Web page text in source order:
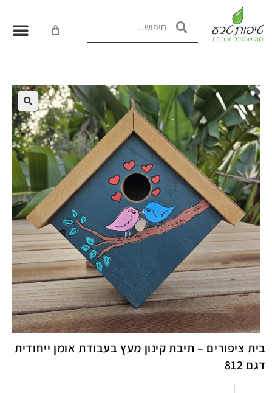
בית ציפורים – תיבת קינון מעץ בעבודת אומן ייחודית
דגם 812